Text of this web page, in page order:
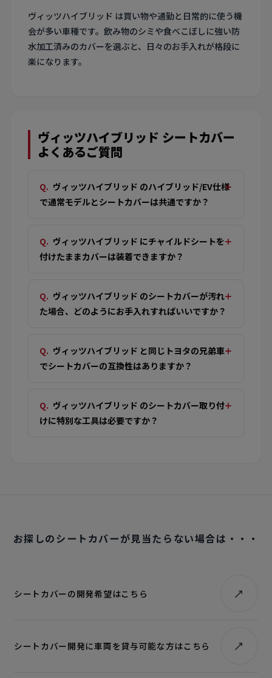
ヴィッツハイブリッド は買い物や通勤と日常的に使う機
会が多い車種です。飲み物のシミや食べこぼしに強い防
水加工済みのカバーを選ぶと、日々のお手入れが格段に
楽になります。
ヴィッツハイブリッド シートカバー
よくあるご質問
ヴィッツハイブリッド のハイブリッド/EV仕様
で通常モデルとシートカバーは共通ですか？
ヴィッツハイブリッド にチャイルドシートを
付けたままカバーは装着できますか？
ヴィッツハイブリッド のシートカバーが汚れ
た場合、どのようにお手入れすればいいですか？
ヴィッツハイブリッド と同じトヨタの兄弟車
でシートカバーの互換性はありますか？
ヴィッツハイブリッド のシートカバー取り付
けに特別な工具は必要ですか？
お探しのシートカバーが見当たらない場合は・・・
シートカバーの開発希望はこちら
シートカバー開発に車両を貸与可能な方はこちら